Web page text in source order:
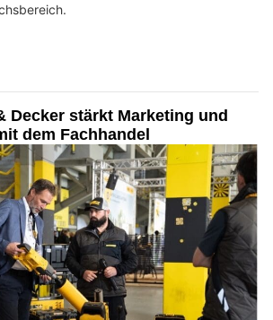
Decker stärkt Marketing und
dem Fachhandel